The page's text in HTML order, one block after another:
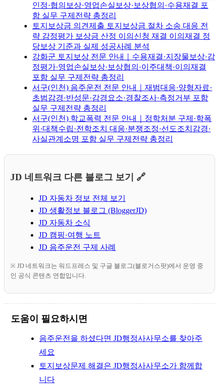
인정·협의보상·영업손실보상·보상협의·수용재결 포
함 실무 구제전략 총정리
토지보상금 의견제출 토지보상금 절차 소송 대응 전
략 감정평가 보상금 산정 이의신청 재결 이의재결 정
당보상 기준과 실제 성공사례 분석
강화군 토지보상 전문 안내｜수용재결·지장물보상·감
정평가·영업손실보상·보상협의·이주대책·이의재결
포함 실무 구제전략 총정리
서구(인천) 음주운전 전문 안내｜재범대응·양형자료·
초범감경·반성문·감경요소·경찰조사·측정거부 포함
실무 구제전략 총정리
서구(인천) 학교폭력 전문 안내｜정학처분 구제·학폭
위·대책수립·전학조치 대응·분쟁조정·선도조치감경·
사실관계소명 포함 실무 구제전략 총정리
JD 네트워크 다른 블로그 보기 🔗
JD 자동차 정보 전체 보기
JD 생활정보 블로그 (BloggerJD)
JD 자동차 소식
JD 캠핑·여행 노트
JD 음주운전 구제 사례
※ JD 네트워크는 워드프레스 및 구글 블로그(블로거스팟)에서 운영 중
인 공식 콘텐츠 연합입니다.
도움이 필요하시면
음주운전을 하셨다면 JD행정사사무소를 찾아주
세요
토지보상문제 해결은 JD행정사사무소가 함께합
니다